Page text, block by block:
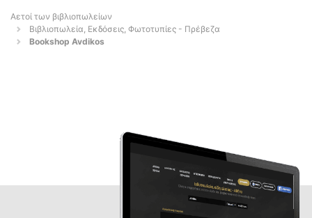
Αετοί των βιβλιοπωλείων
Βιβλιοπωλεία, Εκδόσεις, Φωτοτυπίες - Πρέβεζα
Bookshop Avdikos